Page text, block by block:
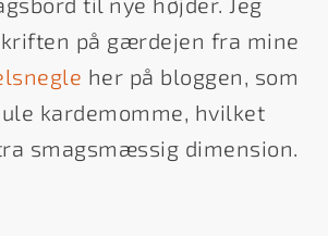
på gærdejen fra mine
her på bloggen, som
kardemomme, hvilket
smagsmæssig dimension.